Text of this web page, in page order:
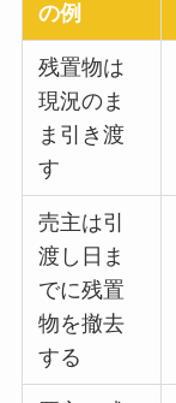
の例
残置物は
現況のま
ま引き渡
す
売主は引
渡し日ま
でに残置
物を撤去
する